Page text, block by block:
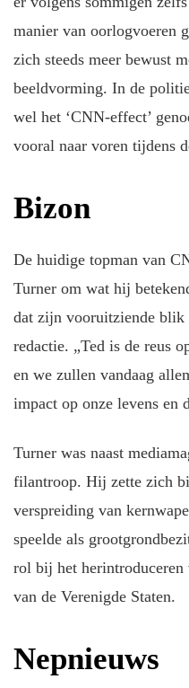
manier van oorlogvoeren
zich steeds meer bewust
beeldvorming. In de
wel het ‘CNN-effect’
vooral naar voren tijdens
Bizon
De huidige topman van
Turner om wat hij
dat zijn vooruitziende blik
redactie. „Ted is de reus
en we zullen vandaag
impact op onze levens en
Turner was naast
filantroop. Hij zette zich
verspreiding van
speelde als
rol bij het herintroduceren
van de Verenigde Staten.
Nepnieuws